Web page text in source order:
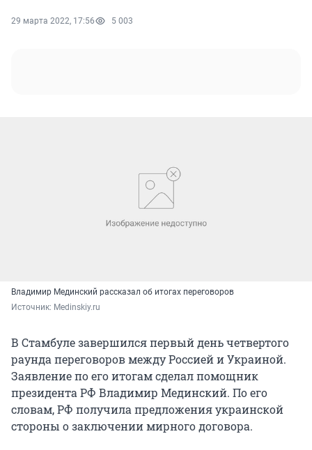
29 марта 2022, 17:56 5 003
Владимир Мединский рассказал об итогах переговоров
Источник: Medinskiy.ru
В Стамбуле завершился первый день четвертого
раунда переговоров между Россией и Украиной.
Заявление по его итогам сделал помощник
президента РФ Владимир Мединский. По его
словам, РФ получила предложения украинской
стороны о заключении мирного договора.